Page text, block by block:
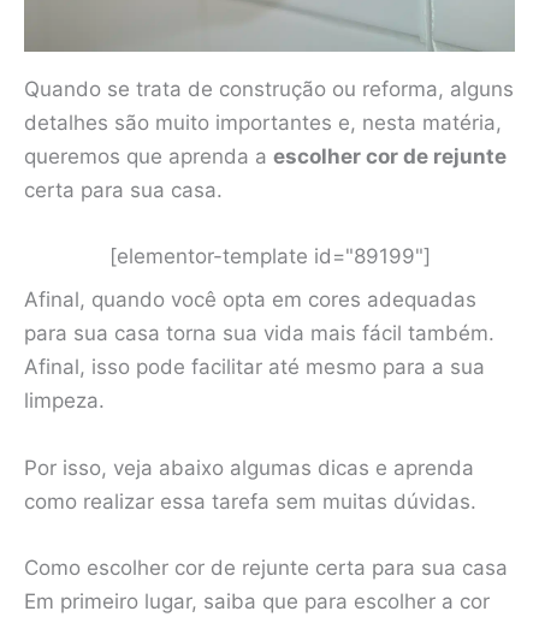
Quando se trata de construção ou reforma, alguns
detalhes são muito importantes e, nesta matéria,
queremos que aprenda a escolher cor de rejunte
certa para sua casa.
[elementor-template id="89199"]
Afinal, quando você opta em cores adequadas
para sua casa torna sua vida mais fácil também.
Afinal, isso pode facilitar até mesmo para a sua
limpeza.
Por isso, veja abaixo algumas dicas e aprenda
como realizar essa tarefa sem muitas dúvidas.
Como escolher cor de rejunte certa para sua casa
Em primeiro lugar, saiba que para escolher a cor